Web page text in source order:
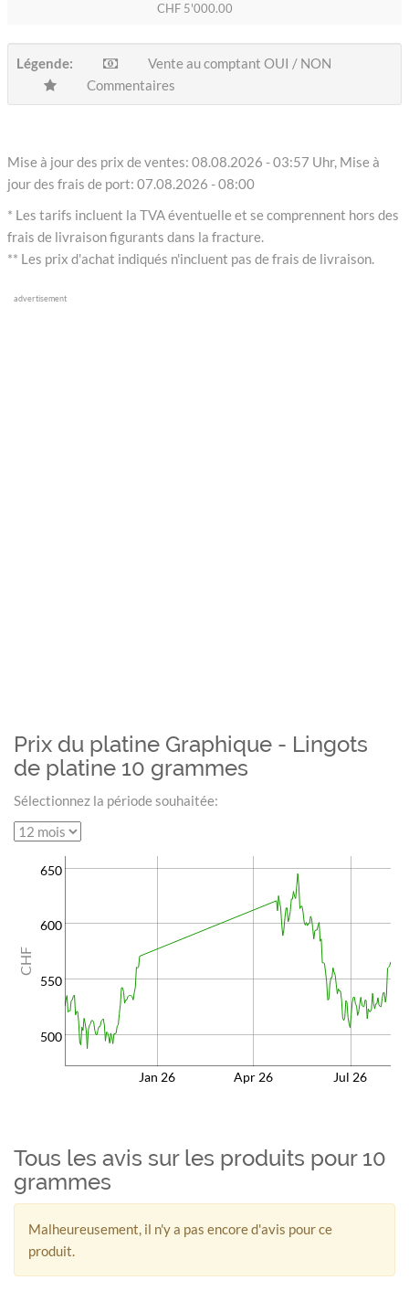
CHF 5'000.00
Légende:
Vente au comptant OUI / NON
Commentaires
Mise à jour des prix de ventes: 08.08.2026 - 03:57 Uhr, Mise à
jour des frais de port: 07.08.2026 - 08:00
* Les tarifs incluent la TVA éventuelle et se comprennent hors des
frais de livraison figurants dans la fracture.
** Les prix d'achat indiqués n'incluent pas de frais de livraison.
advertisement
Prix du platine Graphique - Lingots
de platine 10 grammes
Sélectionnez la période souhaitée:
500
550
600
650
Jan 26 Apr 26 Jul 26
CHF
Tous les avis sur les produits pour 10
grammes
Malheureusement, il n'y a pas encore d'avis pour ce
produit.